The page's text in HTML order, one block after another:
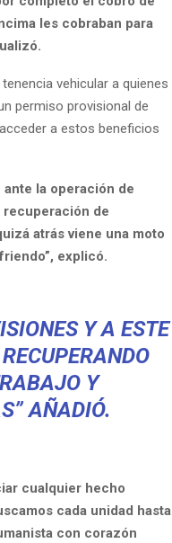
les cobraban para
vehicular a quienes
permiso provisional de
a estos beneficios
la operación de
recuperación de
atrás viene una moto
explicó.
Y A ESTE
Y
AÑADIÓ.
cualquier hecho
cada unidad hasta
con corazón